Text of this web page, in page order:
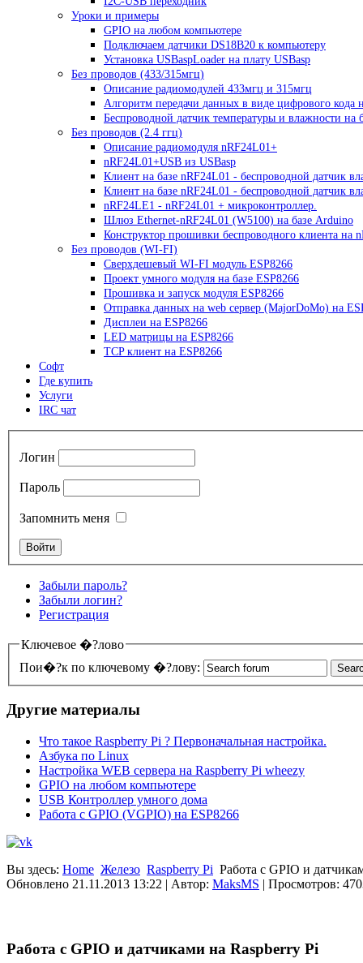
Уроки и примеры
GPIO на любом компьютере
Подключаем датчики DS18B20 к компьютеру
Установка USBaspLoader на плату USBasp
Без проводов (433/315мгц)
Описание радиомодулей 433мгц и 315мгц
Алгоритм передачи данных в виде цифрового кода
Беспроводной датчик температуры и влажности на
Без проводов (2.4 ггц)
Описание радиомодуля nRF24L01+
nRF24L01+USB из USBasp
Клиент на базе nRF24L01 - беспроводной датчик
Клиент на базе nRF24L01 - беспроводной датчик
nRF24LE1 - nRF24L01 + микроконтроллер.
Шлюз Ethernet-nRF24L01 (W5100) на базе Arduino
Конструктор прошивки беспроводного клиента на
Без проводов (WI-FI)
Сверхдешевый WI-FI модуль ESP8266
Проект умного модуля на базе ESP8266
Прошивка и запуск модуля ESP8266
Отправка данных на web сервер (MajorDoMo) на
Дисплеи на ESP8266
LED матрицы на ESP8266
TCP клиент на ESP8266
Софт
Где купить
Услуги
IRC чат
Логин
Пароль
Запомнить меня
Забыли пароль?
Забыли логин?
Регистрация
Ключевое �?лово
Пои�?к по ключевому �?лову:
Другие материалы
Что такое Raspberry Pi ? Первоначальная настройка.
Азбука по Linux
Настройка WEB сервера на Raspberry Pi wheezy
GPIO на любом компьютере
USB Контроллер умного дома
Работа с GPIO (VGPIO) на ESP8266
Вы здесь: Home Железо Raspberry Pi Работа с GPIO и
Обновлено 21.11.2013 13:22 | Автор: MaksMS | Просмотров:
Работа с GPIO и датчиками на Raspberry Pi